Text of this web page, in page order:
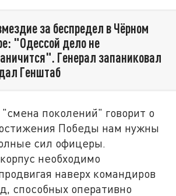
за беспредел в Чёрном
"Одессой дело не
Генерал запаниковал
Генштаб
поколений" говорит о
Победы нам нужны
сил офицеры.
необходимо
наверх командиров
способных оперативно